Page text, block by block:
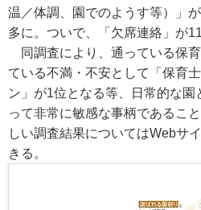
温／体調、園でのようす等）」
多に。ついで、「欠席連絡」が
同調査により、通っている保
ている不満・不安として「保育
ン」が1位となる等、日常的な園
って非常に敏感な事柄であるこ
しい調査結果についてはWebサ
きる。